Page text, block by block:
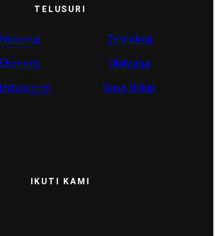
TELUSURI
Nasional
Ekonomi
Teknologi
Olahraga
Gaya Hidup
IKUTI KAMI